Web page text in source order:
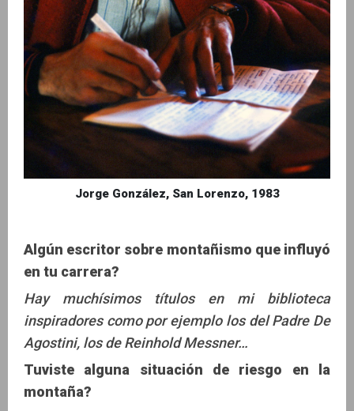
Jorge González, San Lorenzo, 1983
Algún escritor sobre montañismo que influyó
en tu carrera?
Hay muchísimos títulos en mi biblioteca
inspiradores como por ejemplo los del Padre De
Agostini, los de Reinhold Messner…
Tuviste alguna situación de riesgo en la
montaña?